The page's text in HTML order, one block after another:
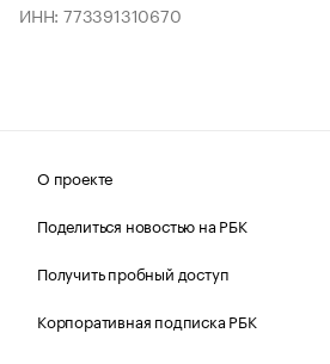
ИНН: 773391310670
О проекте
Поделиться новостью на РБК
Получить пробный доступ
Корпоративная подписка РБК